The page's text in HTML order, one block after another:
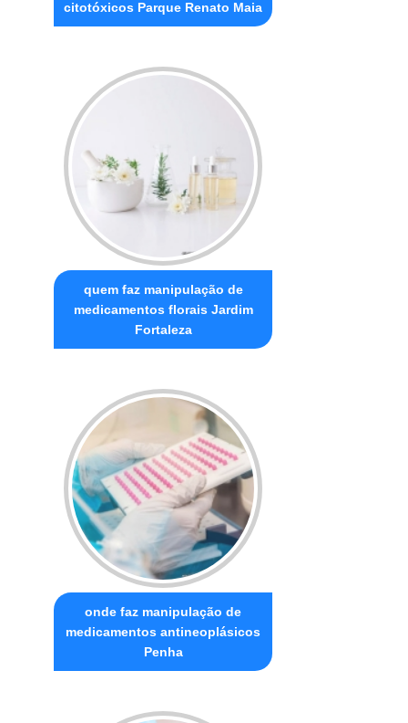
citotóxicos Parque Renato Maia
quem faz manipulação de
medicamentos florais Jardim
Fortaleza
onde faz manipulação de
medicamentos antineoplásicos
Penha